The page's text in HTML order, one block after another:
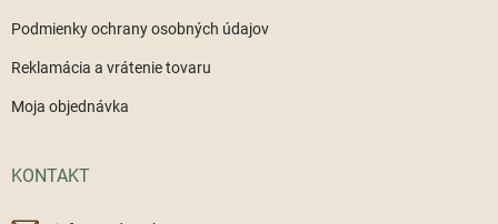
Podmienky ochrany osobných údajov
Reklamácia a vrátenie tovaru
Moja objednávka
KONTAKT